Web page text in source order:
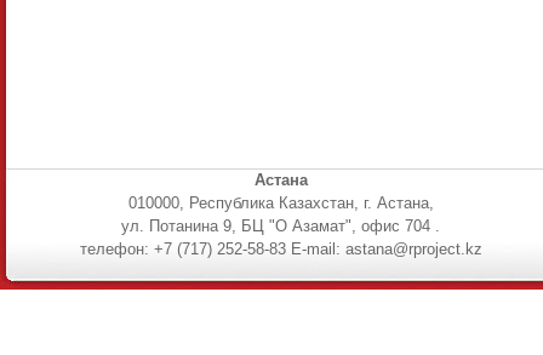
Астана
010000, Республика Казахстан, г. Астана,
ул. Потанина 9, БЦ "О Азамат", офис 704 .
телефон: +7 (717) 252-58-83 E-mail: astana@rproject.kz